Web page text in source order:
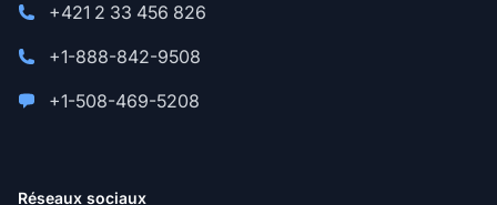
+421 2 33 456 826
+1-888-842-9508
+1-508-469-5208
Réseaux sociaux